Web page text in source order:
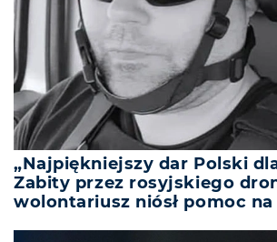
„Najpiękniejszy dar Polski
Zabity przez rosyjskiego
wolontariusz niósł pomoc